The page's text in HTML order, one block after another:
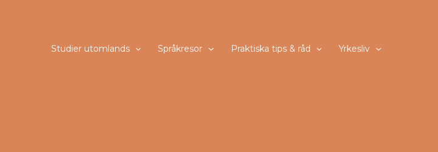
Studier utomlands Språkresor Praktiska tips & råd Yrkesliv